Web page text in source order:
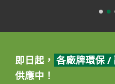
即日起， 各廠牌環保 /
供應中！